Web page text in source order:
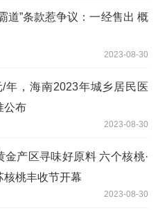
道”条款惹争议：一经售出 概
2023-08-30
年，海南2023年城乡居民医
公布
2023-08-30
金产区寻味好原料 六个核桃·
核桃丰收节开幕
2023-08-30